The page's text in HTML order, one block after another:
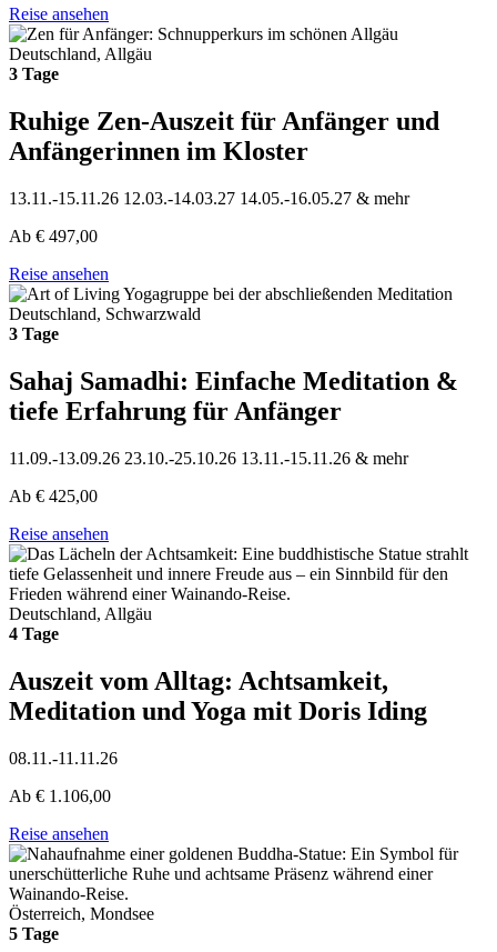
Reise ansehen
Deutschland, Allgäu
3 Tage
Ruhige Zen-Auszeit für Anfänger und
Anfängerinnen im Kloster
13.11.-15.11.26 12.03.-14.03.27 14.05.-16.05.27 & mehr
Ab € 497,00
Reise ansehen
Deutschland, Schwarzwald
3 Tage
Sahaj Samadhi: Einfache Meditation &
tiefe Erfahrung für Anfänger
11.09.-13.09.26 23.10.-25.10.26 13.11.-15.11.26 & mehr
Ab € 425,00
Reise ansehen
Deutschland, Allgäu
4 Tage
Auszeit vom Alltag: Achtsamkeit,
Meditation und Yoga mit Doris Iding
08.11.-11.11.26
Ab € 1.106,00
Reise ansehen
Österreich, Mondsee
5 Tage